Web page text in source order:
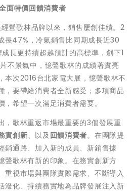
面特價回饋消費者
營歌林品牌以來，銷售屢創佳績。2
長47%，冷氣銷售比同期成長近30
長更持續超越預計的高標準，創下1
不景氣中，憶聲歌林的成績著實亮
本次2016台北家電大展，憶聲歌林不
，要帶給消費者全新感受；多項商品
希望一次滿足消費者需要。
，歌林重返市場最重要的3個發展重
實創新、以及回饋消費者。在團隊提
銷通路、加入新的成員、新銷售據
聲歌林有新的印象。在務實創新方
重視市場與團隊實際需求、不斷導入
潑化、持續務實地為品牌發展注入新